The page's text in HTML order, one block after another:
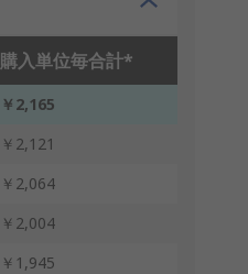
購入単位毎合計*
￥2,165
￥2,121
￥2,064
￥2,004
￥1,945